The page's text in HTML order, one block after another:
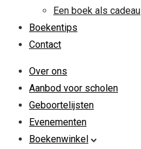
Een boek als cadeau
Boekentips
Contact
Over ons
Aanbod voor scholen
Geboortelijsten
Evenementen
Boekenwinkel